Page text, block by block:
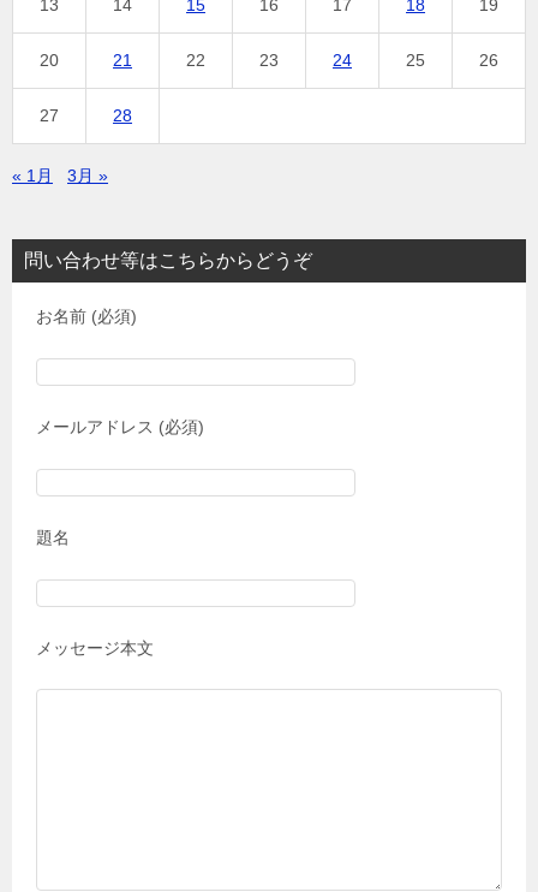
13 14 15 16 17 18 19
20 21 22 23 24 25 26
27 28
« 1月 3月 »
問い合わせ等はこちらからどうぞ
お名前 (必須)
メールアドレス (必須)
題名
メッセージ本文